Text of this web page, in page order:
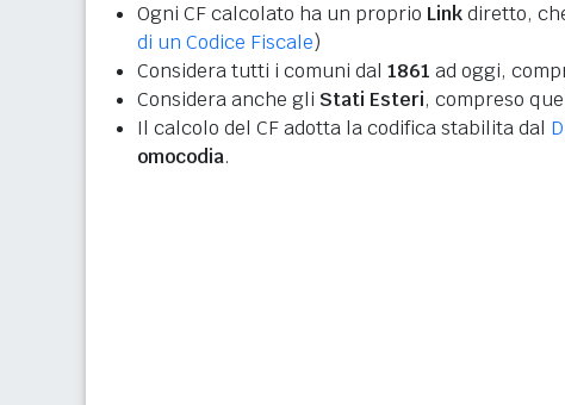
Ogni CF calcolato ha un proprio Linkdiretto,
di un Codice Fiscale)
Considera tutti i comuni dal 1861 ad oggi,
Considera anche gli Stati Esteri, compreso
Il calcolo del CF adotta la codifica stabilita dal
omocodia.